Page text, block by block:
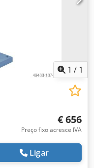
1 / 1
€ 656
Preço fixo acresce IVA
Ligar